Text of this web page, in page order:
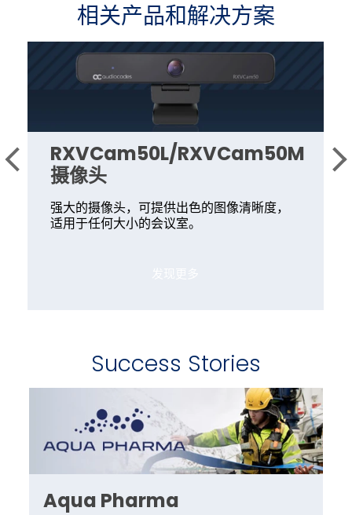
相关产品和解决方案
RXVCam50L/RXVCam50M
摄像头
强大的摄像头，可提供出色的图像清晰度，
适用于任何大小的会议室。
Success Stories
Aqua Pharma